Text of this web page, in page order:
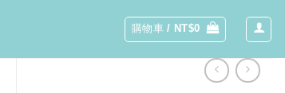
購物車 / NT$0